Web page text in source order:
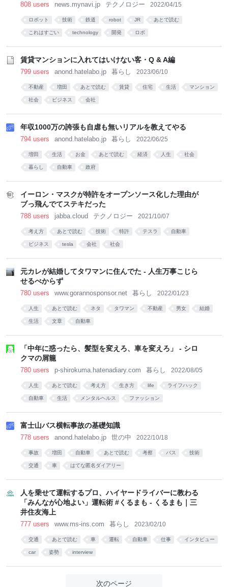
808 users news.mynavi.jp テクノロジー 2022/04/15
ロボット 技術 鉄道 robot JR あとで読む
これはすごい technology 開発 ロボ
賃貸マンションに入れてはいけない客・Q & A編
799 users anond.hatelabo.jp 暮らし 2023/06/10
不動産 増田 あとで読む 賃貸 住宅 生活 マンション
社会 ビジネス 会社
年収1000万の誇張も自虐も無いリアルを教えてやる
794 users anond.hatelabo.jp 暮らし 2022/06/25
増田 生活 お金 あとで読む 経済 人生 社会
暮らし 自動車 政府
イーロン・マスクが特許をオープンソース化した理由が
ブっ飛んでてステキだった
788 users jabba.cloud テクノロジー 2021/10/07
考え方 あとで読む 技術 特許 テスラ 自動車
ビジネス tesla 会社 社会
元カレが結婚してタワマンに住んでた - 人生万事こじら
せるべからず
780 users www.gorannosponsor.net 暮らし 2022/01/23
人生 あとで読む ネタ タワマン 不動産 男女 結婚
生活 文章 自動車
「中年に惑ったら、髪型を変えろ、車を変えろ」 - シロ
クマの屑籠
780 users p-shirokuma.hatenadiary.com 暮らし 2022/08/05
人生 あとで読む 考え方 生き方 life ライフハック
自動車 生活 メンタルヘルス ファッション
富士山バス横転事故の基礎知識
778 users anond.hatelabo.jp 世の中 2022/10/18
事故 増田 自動車 あとで読む 考察 バス 技術
交通 車 はてな匿名ダイアリー
人を乗せて運転するプロ、ハイヤードライバーに教わる
「みんなが心地よい」運転術 #くるまも - くるまも｜三
井住友海上
777 users www.ms-ins.com 暮らし 2023/02/10
交通 あとで読む 車 運転 自動車 仕事 インタビュー
car 姿勢 interview
次のページ